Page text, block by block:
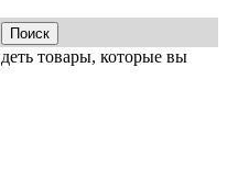
Поиск
товары, которые вы